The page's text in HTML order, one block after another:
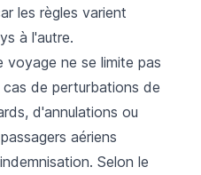
les règles varient
à l'autre.
ne se limite pas
de perturbations de
d'annulations ou
aériens
Selon le